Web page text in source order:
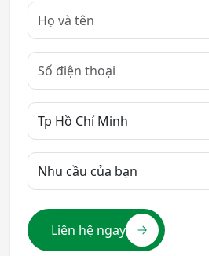
Liên hệ ngay